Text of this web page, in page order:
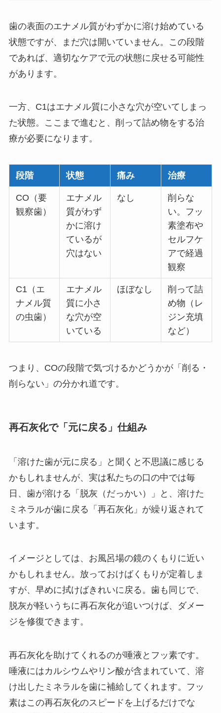
歯の表面のエナメル質がわずかに溶け始めている
状態ですが、まだ穴は開いていません。この段階
であれば、適切なケアで元の状態に戻せる可能性
があります。
一方、C1はエナメル質に小さな穴が空いてしまっ
た状態。ここまで進むと、削って詰め物をする治
療が必要になります。
段階 状態 痛み 治療
CO（要
観察歯）
エナメル
質がわず
かに溶け
ているが
穴はない
なし
削らな
い。フッ
素塗布や
セルフケ
アで経過
観察
C1（エ
ナメル質
の虫歯）
エナメル
質に小さ
な穴が空
いている
ほぼなし
削って詰
め物（レ
ジン充填
など）
つまり、COの段階で気づけるかどうかが「削る・
削らない」の分かれ道です。
再石灰化で「元に戻る」仕組み
「溶けた歯が元に戻る」と聞くと不思議に感じる
かもしれませんが、実は私たちの口の中では毎
日、歯が溶ける「脱灰（だっかい）」と、溶けた
ミネラルが歯に戻る「再石灰化」が繰り返されて
います。
イメージとしては、お風呂場の鏡のくもりに近い
かもしれません。放っておけばくもりが定着しま
すが、早めに拭けばきれいに戻る。歯も同じで、
脱灰が軽いうちに再石灰化が追いつけば、ダメー
ジを修復できます。
再石灰化を助けてくれるのが唾液とフッ素です。
唾液にはカルシウムやリン酸が含まれていて、溶
け出したミネラルを歯に補給してくれます。フッ
素はこの再石灰化のスピードを上げるだけでな